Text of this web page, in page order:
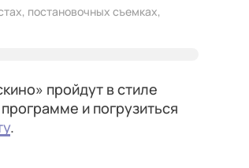
постановочных съемках,
пройдут в стиле
и погрузиться
.